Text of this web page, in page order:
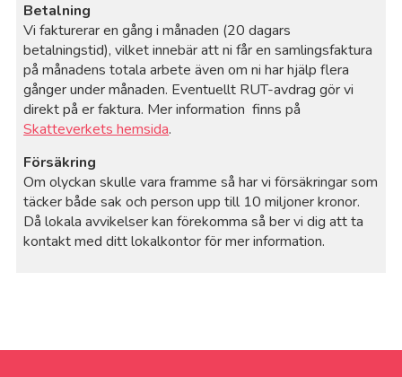
Betalning
Vi fakturerar en gång i månaden (20 dagars
betalningstid), vilket innebär att ni får en samlingsfaktura
på månadens totala arbete även om ni har hjälp flera
gånger under månaden. Eventuellt RUT-avdrag gör vi
direkt på er faktura. Mer information finns på
Skatteverkets hemsida.
Försäkring
Om olyckan skulle vara framme så har vi försäkringar som
täcker både sak och person upp till 10 miljoner kronor.
Då lokala avvikelser kan förekomma så ber vi dig att ta
kontakt med ditt lokalkontor för mer information.